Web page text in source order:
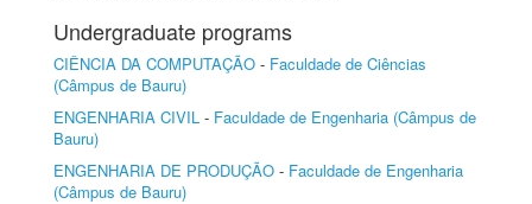
Undergraduate programs
CIÊNCIA DA COMPUTAÇÃO - Faculdade de Ciências
(Câmpus de Bauru)
ENGENHARIA CIVIL - Faculdade de Engenharia (Câmpus de
Bauru)
ENGENHARIA DE PRODUÇÃO - Faculdade de Engenharia
(Câmpus de Bauru)